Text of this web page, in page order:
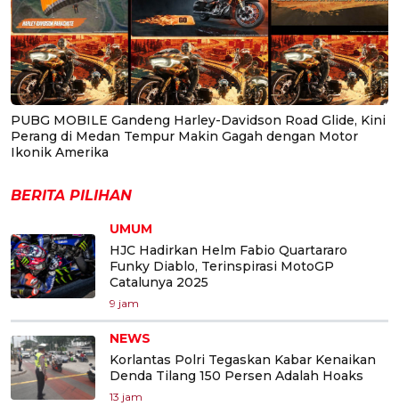
PUBG MOBILE Gandeng Harley-Davidson Road Glide, Kini
Perang di Medan Tempur Makin Gagah dengan Motor
Ikonik Amerika
BERITA PILIHAN
UMUM
HJC Hadirkan Helm Fabio Quartararo
Funky Diablo, Terinspirasi MotoGP
Catalunya 2025
9 jam
NEWS
Korlantas Polri Tegaskan Kabar Kenaikan
Denda Tilang 150 Persen Adalah Hoaks
13 jam